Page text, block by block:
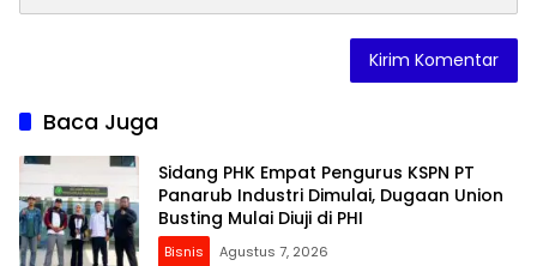
Baca Juga
Sidang PHK Empat Pengurus KSPN PT
Panarub Industri Dimulai, Dugaan Union
Busting Mulai Diuji di PHI
Bisnis Agustus 7, 2026